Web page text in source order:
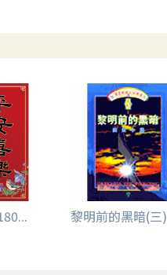
黎明前的黑暗(三)